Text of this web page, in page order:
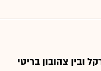
ובין צהובון בריטי